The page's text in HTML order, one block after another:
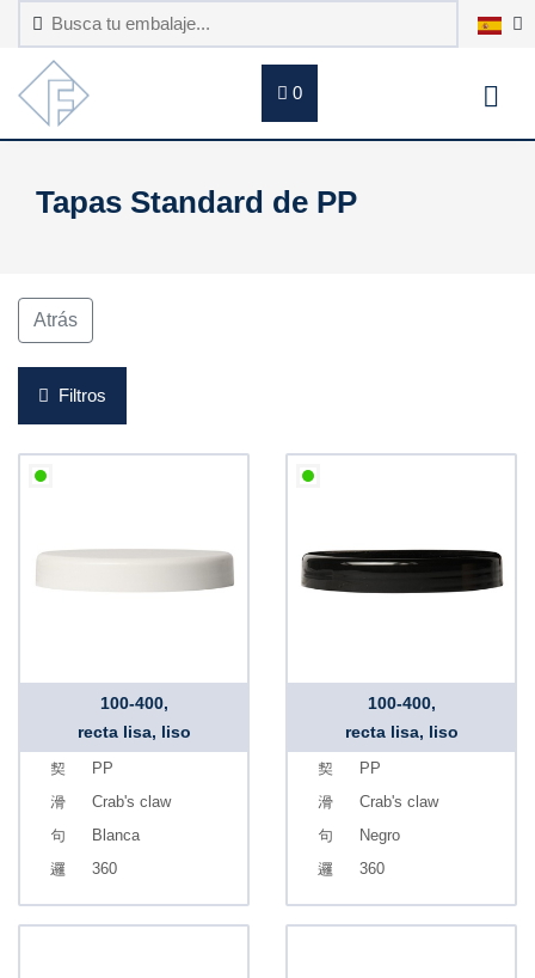
0
Tapas Standard de PP
Atrás
Filtros
100-400,
recta lisa, liso
PP
Crab's claw
Blanca
360
100-400,
recta lisa, liso
PP
Crab's claw
Negro
360